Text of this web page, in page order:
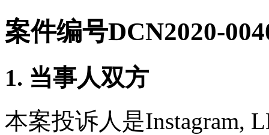
案件编号DCN2020-
1. 当事人双方
本案投诉人是Instagram,